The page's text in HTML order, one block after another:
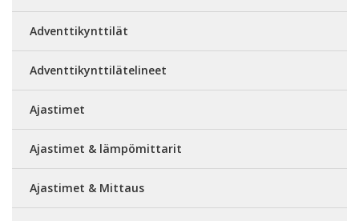
Adventtikynttilät
Adventtikynttilätelineet
Ajastimet
Ajastimet & lämpömittarit
Ajastimet & Mittaus